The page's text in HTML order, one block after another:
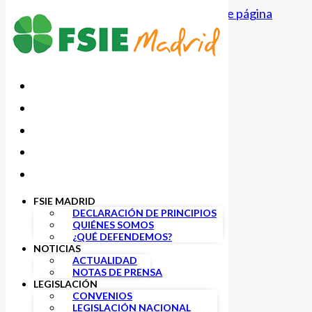
Saltar al contenido principal Saltar al pie de página
FSIE MADRID
DECLARACIÓN DE PRINCIPIOS
QUIÉNES SOMOS
¿QUÉ DEFENDEMOS?
NOTICIAS
ACTUALIDAD
NOTAS DE PRENSA
LEGISLACIÓN
CONVENIOS
LEGISLACIÓN NACIONAL
Infantil